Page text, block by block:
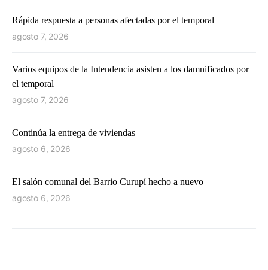
Rápida respuesta a personas afectadas por el temporal
agosto 7, 2026
Varios equipos de la Intendencia asisten a los damnificados por
el temporal
agosto 7, 2026
Continúa la entrega de viviendas
agosto 6, 2026
El salón comunal del Barrio Curupí hecho a nuevo
agosto 6, 2026